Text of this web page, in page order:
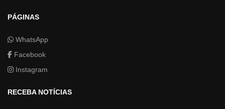
PÁGINAS
WhatsApp
Facebook
Instagram
RECEBA NOTÍCIAS